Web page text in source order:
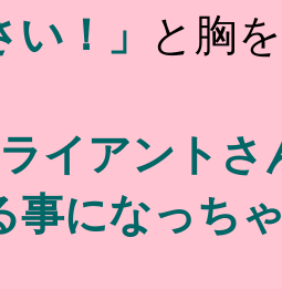
い！」
と胸
ライアント
事になっち